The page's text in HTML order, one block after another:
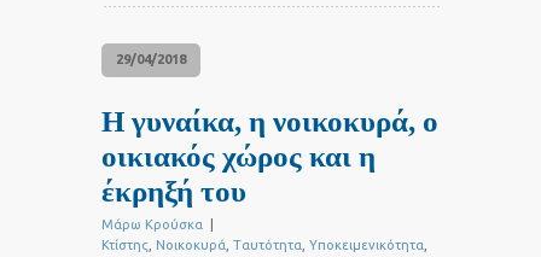
29/04/2018
Η γυναίκα, η νοικοκυρά, ο
οικιακός χώρος και η
έκρηξή του
Μάρω Κρούσκα
Κτίστης Νοικοκυρά Ταυτότητα Υποκειμενικότητα